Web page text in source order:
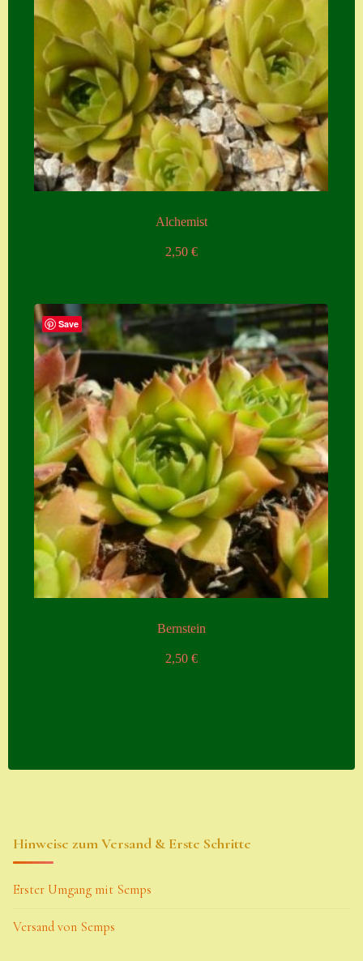
Alchemist
2,50 €
Save
Bernstein
2,50 €
Hinweise zum Versand & Erste Schritte
Erster Umgang mit Semps
Versand von Semps